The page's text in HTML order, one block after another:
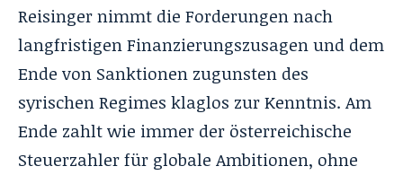
Reisinger nimmt die Forderungen nach
langfristigen Finanzierungszusagen und dem
Ende von Sanktionen zugunsten des
syrischen Regimes klaglos zur Kenntnis. Am
Ende zahlt wie immer der österreichische
Steuerzahler für globale Ambitionen, ohne